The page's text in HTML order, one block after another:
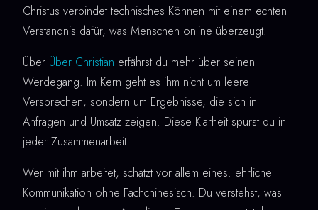
Christus verbindet technisches Können mit einem echten
Verständnis dafür, was Menschen online überzeugt.
Über Über Christian erfährst du mehr über seinen
Werdegang. Im Kern geht es ihm nicht um leere
Versprechen, sondern um Ergebnisse, die sich in
Anfragen und Umsatz zeigen. Diese Klarheit spürst du in
jeder Zusammenarbeit.
Wer mit ihm arbeitet, schätzt vor allem eines: ehrliche
Kommunikation ohne Fachchinesisch. Du verstehst, was